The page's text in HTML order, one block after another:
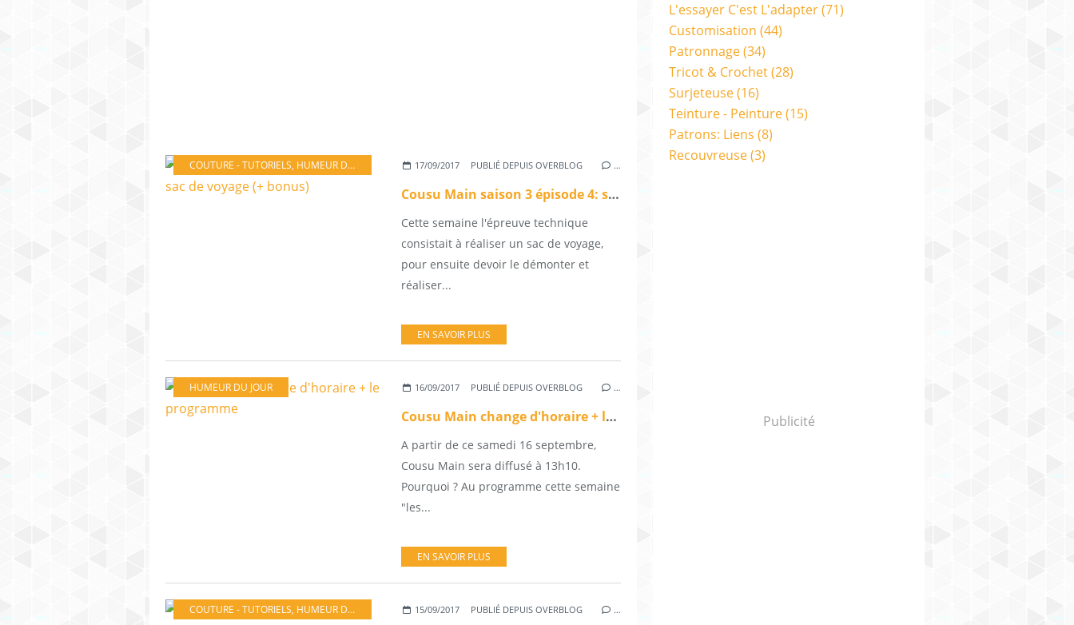
COUTURE - TUTORIELS, HUMEUR DU JOUR 17/09/2017 PUBLIÉ DEPUIS OVERBLOG …
Cousu Main saison 3 épisode 4: sac de voyage (+ bonus)
Cette semaine l'épreuve technique
consistait à réaliser un sac de voyage,
pour ensuite devoir le démonter et
réaliser...
EN SAVOIR PLUS
HUMEUR DU JOUR 16/09/2017 PUBLIÉ DEPUIS OVERBLOG …
Cousu Main change d'horaire + le programme
A partir de ce samedi 16 septembre,
Cousu Main sera diffusé à 13h10.
Pourquoi ? Au programme cette semaine
"les...
EN SAVOIR PLUS
COUTURE - TUTORIELS, HUMEUR DU JOUR 15/09/2017 PUBLIÉ DEPUIS OVERBLOG …
Publicité
L'essayer C'est L'adapter(71)
Customisation (44)
Patronnage(34)
Tricot & Crochet(28)
Surjeteuse(16)
Teinture - Peinture(15)
Patrons: Liens (8)
Recouvreuse(3)